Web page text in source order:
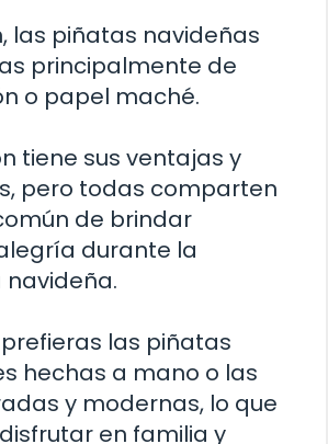
las piñatas navideñas
principalmente de
o papel maché.
tiene sus ventajas y
pero todas comparten
de brindar
durante la
las piñatas
hechas a mano o las
y modernas, lo que
en familia y